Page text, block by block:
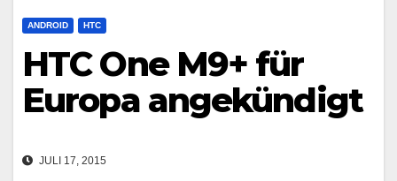
ANDROID HTC
HTC One M9+ für
Europa angekündigt
JULI 17, 2015